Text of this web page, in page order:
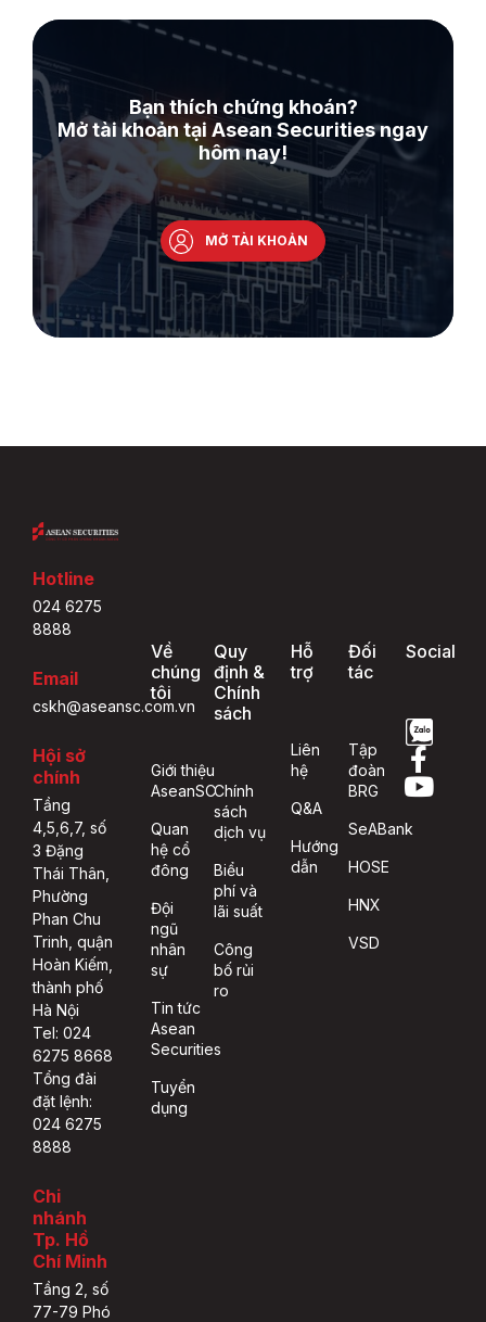
Bạn thích chứng khoán?
Mở tài khoản tại Asean Securities ngay
hôm nay!
MỞ TÀI KHOẢN
Hotline
024 6275
8888
Email
cskh@aseansc.com.vn
Hội sở
chính
Tầng
4,5,6,7, số
3 Đặng
Thái Thân,
Phường
Phan Chu
Trinh, quận
Hoàn Kiếm,
thành phố
Hà Nội
Tel: 024
6275 8668
Tổng đài
đặt lệnh:
024 6275
8888
Chi
nhánh
Tp. Hồ
Chí Minh
Tầng 2, số
77-79 Phó
Về
chúng
tôi
Giới thiệu
AseanSC
Quan
hệ cổ
đông
Đội
ngũ
nhân
sự
Tin tức
Asean
Securities
Tuyển
dụng
Quy
định &
Chính
sách
Chính
sách
dịch vụ
Biểu
phí và
lãi suất
Công
bố rủi
ro
Hỗ
trợ
Liên
hệ
Q&A
Hướng
dẫn
Đối
tác
Tập
đoàn
BRG
SeABank
HOSE
HNX
VSD
Social